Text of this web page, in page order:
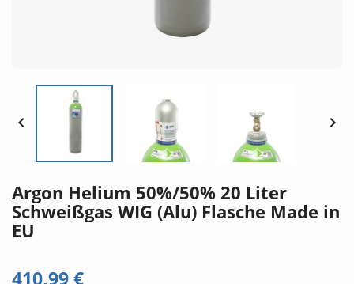
 
Argon Helium 50%/50% 20 Liter
Schweißgas WIG (Alu) Flasche Made in
EU
410,99 €